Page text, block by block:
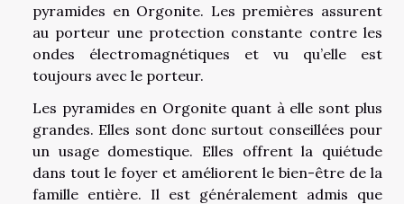
pyramides en Orgonite. Les premières assurent
au porteur une protection constante contre les
ondes électromagnétiques et vu qu’elle est
toujours avec le porteur.
Les pyramides en Orgonite quant à elle sont plus
grandes. Elles sont donc surtout conseillées pour
un usage domestique. Elles offrent la quiétude
dans tout le foyer et améliorent le bien-être de la
famille entière. Il est généralement admis que